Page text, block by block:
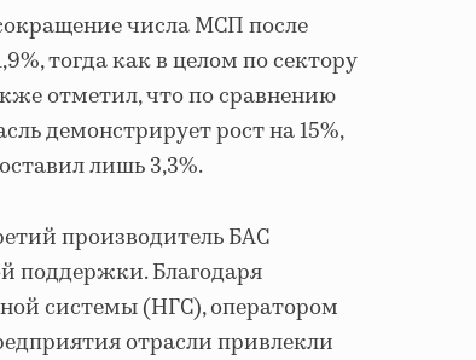
числа МСП после
тогда как в целом по сектору
отметил, что по сравнению
демонстрирует рост на 15%,
лишь 3,3%.
производитель БАС
поддержки. Благодаря
системы (НГС), оператором
отрасли привлекли